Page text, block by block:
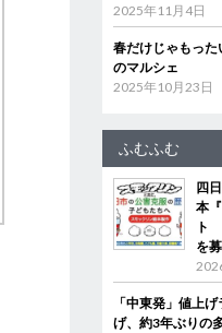
2025年11月4日
春だけじゃもっ
のマルシェ
2025年10月23日
ふむふむ
四
本
ト
を
「中東発」値上
げ、約3年ぶりの